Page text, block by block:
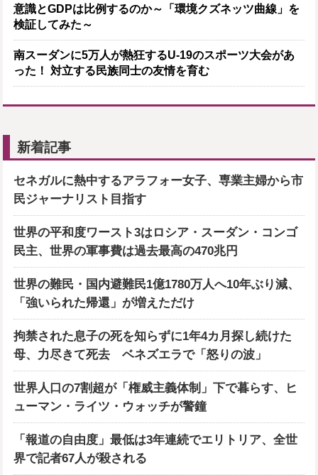
意識とGDPは比例するのか～「環境クズネッツ曲線」を
検証してみた～
南スーダンに5万人が熱狂するU-19のスポーツ大会があ
った！ 対立する民族同士の友情を育む
新着記事
セネガルに熱中するアラフォー女子、専業主婦から市
民ジャーナリスト目指す
世界の平和度ワースト3はロシア・スーダン・コンゴ
民主、世界の軍事費は過去最高の470兆円
世界の難民・国内避難民1億1780万人へ10年ぶり減、
「強いられた帰還」が増えただけ
拘禁された息子の死を知らずに1年4カ月探し続けた
母、力尽きて死去 ベネズエラで「怒りの波」
世界人口の7割超が「権威主義体制」下で暮らす、ヒ
ューマン・ライツ・ウォッチが警鐘
「報道の自由度」最低は3年連続でエリトリア、全世
界で記者67人が殺される